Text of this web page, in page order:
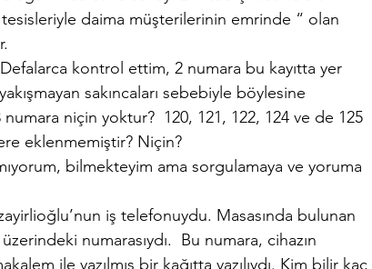
daima müşterilerinin emrinde “ olan
kontrol ettim, 2 numara bu kayıtta yer
sakıncaları sebebiyle böylesine
niçin yoktur?  120, 121, 122, 124 ve de 125
eklenmemiştir? Niçin?
bilmekteyim ama sorgulamaya ve yoruma
iş telefonuydu. Masasında bulunan
numarasıydı.  Bu numara, cihazın
ile yazılmış bir kağıtta yazılıydı. Kim bilir kaç